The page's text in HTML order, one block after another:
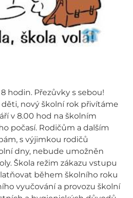
hodin. Přezůvky s sebou!
děti, nový školní rok přivítáme
v 8.00 hod na školním
počasí. Rodičům a dalším
s výjimkou rodičů
dny, nebude umožněn
Škola režim zákazu vstupu
během školního roku
vyučování a provozu školní